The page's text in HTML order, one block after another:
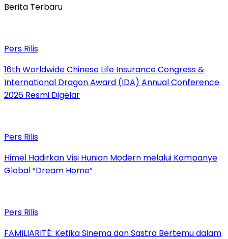
Berita Terbaru
Pers Rilis
16th Worldwide Chinese Life Insurance Congress &
International Dragon Award (IDA) Annual Conference
2026 Resmi Digelar
Pers Rilis
Himel Hadirkan Visi Hunian Modern melalui Kampanye
Global “Dream Home”
Pers Rilis
FAMILIARITÉ: Ketika Sinema dan Sastra Bertemu dalam